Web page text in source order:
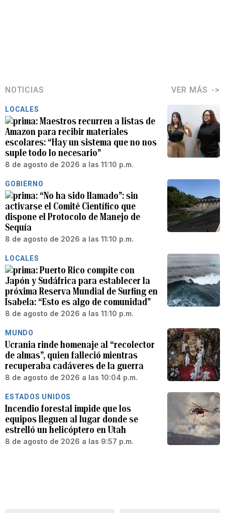
NOTICIAS VER MÁS
LOCALES
Maestros recurren a listas de
Amazon para recibir materiales
escolares: “Hay un sistema que no nos
suple todo lo necesario”
8 de agosto de 2026 a las 11:10 p.m.
GOBIERNO
“No ha sido llamado”: sin
activarse el Comité Científico que
dispone el Protocolo de Manejo de
Sequía
8 de agosto de 2026 a las 11:10 p.m.
LOCALES
Puerto Rico compite con
Japón y Sudáfrica para establecer la
próxima Reserva Mundial de Surfing en
Isabela: “Esto es algo de comunidad”
8 de agosto de 2026 a las 11:10 p.m.
MUNDO
Ucrania rinde homenaje al “recolector
de almas”, quien falleció mientras
recuperaba cadáveres de la guerra
8 de agosto de 2026 a las 10:04 p.m.
ESTADOS UNIDOS
Incendio forestal impide que los
equipos lleguen al lugar donde se
estrelló un helicóptero en Utah
8 de agosto de 2026 a las 9:57 p.m.